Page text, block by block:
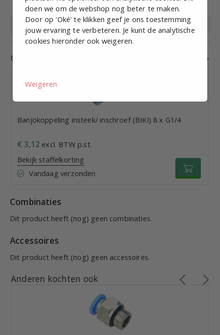
Materiaal afdichting
NBR
Medium
Perslucht
Gerelateerde producten
Banjokoppeling insteek/ inschroef (BIKI) 8 x G1/4
€ 3,12 excl. BTW p.st.
Bekijk staffelkorting
Vandaag verzonden
Combinaties
Dit product heeft (nog) geen combinaties.
Accessoires
Dit product heeft (nog) geen accessoires.
Anderen kochten ook
doen we om de webshop nog beter te maken.
Door op 'Oké' te klikken geef je ons toestemming
jouw ervaring te verbeteren. Je kunt de analytische
cookies hieronder ook weigeren.
Weigeren